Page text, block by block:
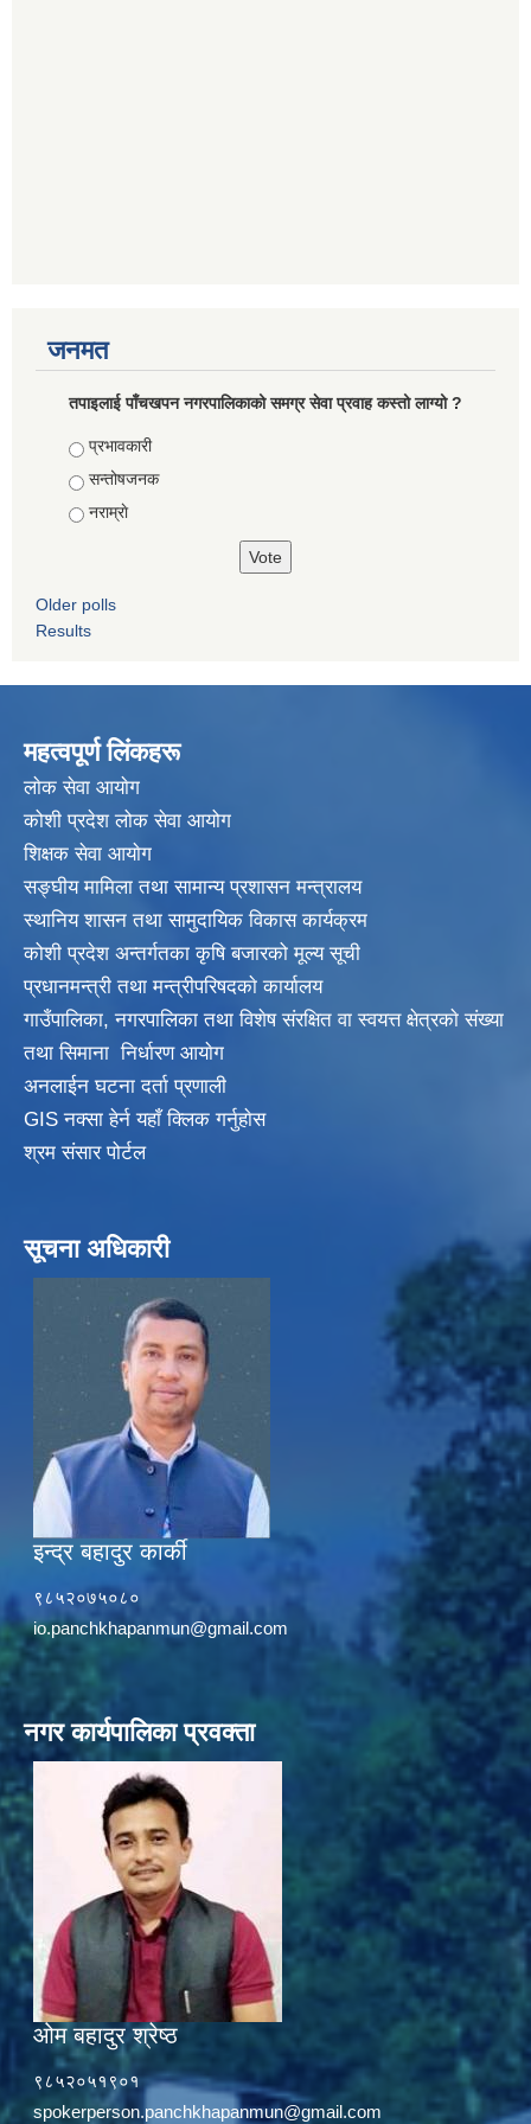
जनमत
तपाइलाई पाँचखपन नगरपालिकाको समग्र सेवा प्रवाह कस्तो लाग्यो ?
Choices
प्रभावकारी
सन्तोषजनक
नराम्राे
Older polls
Results
महत्वपूर्ण लिंकहरू
लाेक सेवा आयाेग
कोशी प्रदेश लोक सेवा आयोग
शिक्षक सेवा आयाेग
सङ्‍घीय मामिला तथा सामान्य प्रशासन मन्त्रालय
स्थानिय शासन तथा सामुदायिक विकास कार्यक्रम
कोशी प्रदेश अन्तर्गतका कृषि बजारको मूल्य सूची
प्रधानमन्त्री तथा मन्त्रीपरिषदकाे कार्यालय
गाउँपालिका, नगरपालिका तथा विशेष संरक्षित वा स्वयत्त क्षेत्रकाे संख्या
तथा सिमाना निर्धारण आयाेग
अनलाईन घटना दर्ता प्रणाली
GIS नक्सा हेर्न यहाँ क्लिक गर्नुहाेस
श्रम संसार पोर्टल
सूचना अधिकारी
इन्द्र बहादुर कार्की
९८५२०७५०८०
io.panchkhapanmun@gmail.com
नगर कार्यपालिका प्रवक्ता
ओम बहादुर श्रेष्ठ
९८५२०५१९०१
spokerperson.panchkhapanmun@gmail.com